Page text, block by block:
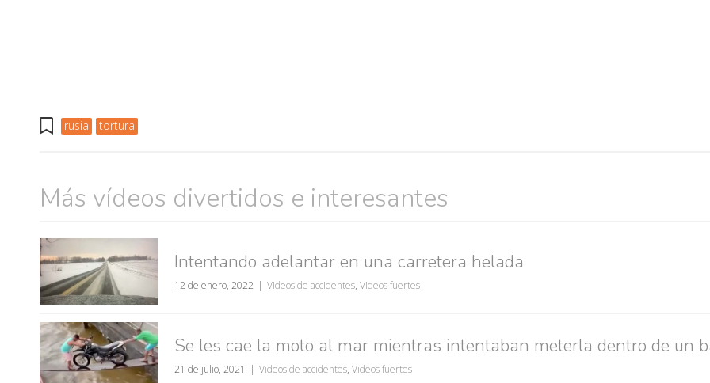
rusia tortura
Más vídeos divertidos e interesantes
Intentando adelantar en una carretera helada
12 de enero, 2022 Videos de accidentes, Videos fuertes
Se les cae la moto al mar mientras intentaban meterla dentro de un
21 de julio, 2021 Videos de accidentes, Videos fuertes